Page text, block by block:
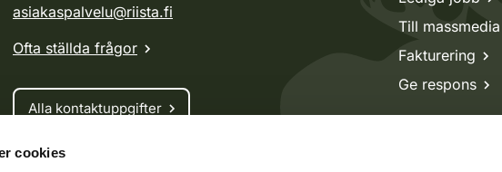
cookies
asiakaspalvelu@riista.fi
Ofta ställda frågor
Alla kontaktuppgifter
Jaktkort
Till massmedia
Fakturering
Ge respons